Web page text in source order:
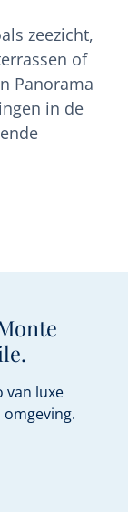
zeezicht,
of
Panorama
in de
van luxe